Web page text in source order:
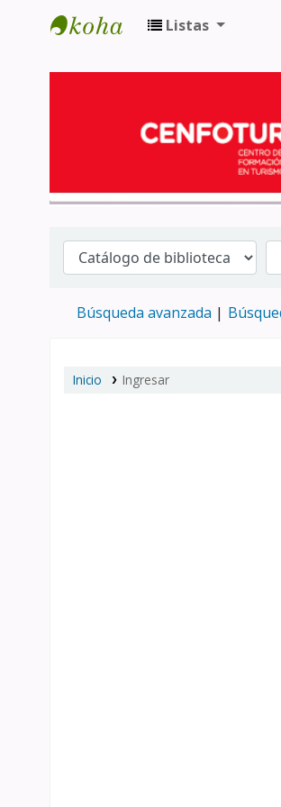
Listas
Búsqueda avanzada
Inicio Ingresar